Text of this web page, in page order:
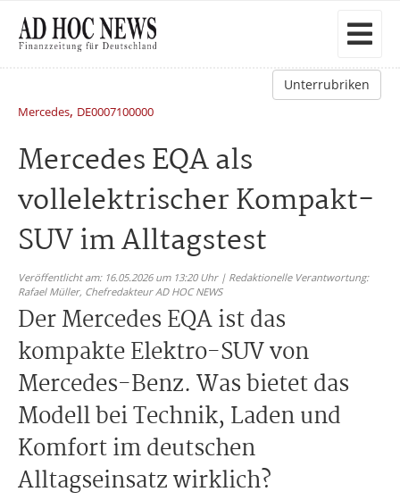
Unterrubriken
Mercedes, DE0007100000
Mercedes EQA als
vollelektrischer Kompakt-
SUV im Alltagstest
Veröffentlicht am: 16.05.2026 um 13:20 Uhr | Redaktionelle Verantwortung:
Rafael Müller, Chefredakteur AD HOC NEWS
Der Mercedes EQA ist das
kompakte Elektro-SUV von
Mercedes-Benz. Was bietet das
Modell bei Technik, Laden und
Komfort im deutschen
Alltagseinsatz wirklich?